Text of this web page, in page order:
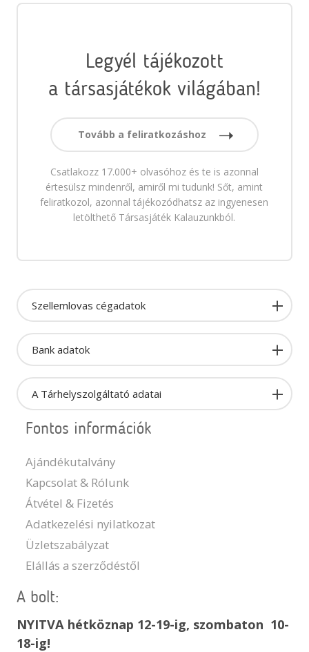
Legyél tájékozott
a társasjátékok világában!
Tovább a feliratkozáshoz
Csatlakozz 17.000+ olvasóhoz és te is azonnal
értesülsz mindenről, amiről mi tudunk! Sőt, amint
feliratkozol, azonnal tájékozódhatsz az ingyenesen
letölthető Társasjáték Kalauzunkból.
Szellemlovas cégadatok
Bank adatok
A Tárhelyszolgáltató adatai
Fontos információk
Ajándékutalvány
Kapcsolat & Rólunk
Átvétel & Fizetés
Adatkezelési nyilatkozat
Üzletszabályzat
Elállás a szerződéstől
A bolt:
NYITVA hétköznap 12-19-ig, szombaton 10-
18-ig!